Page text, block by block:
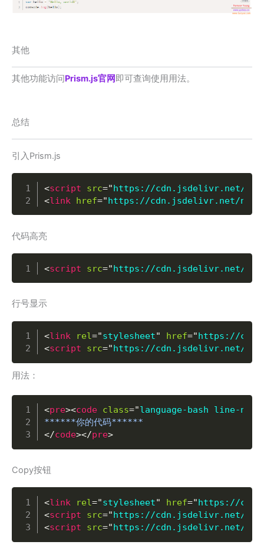
其他
其他功能访问Prism.js官网即可查询使用用法。
总结
引入Prism.js
<script src="https://cdn.jsdelivr.net/
<link href="https://cdn.jsdelivr.net/npm/
代码高亮
<script src="https://cdn.jsdelivr.net/npm/
行号显示
<link rel="stylesheet" href="https://
<script src="https://cdn.jsdelivr.net/npm/
Copy
用法：
<pre><code class="language-bash line-
</code></pre>
Copy按钮
<link rel="stylesheet" href="https://
<script src="https://cdn.jsdelivr.net/
<script src="https://cdn.jsdelivr.net/
Copy